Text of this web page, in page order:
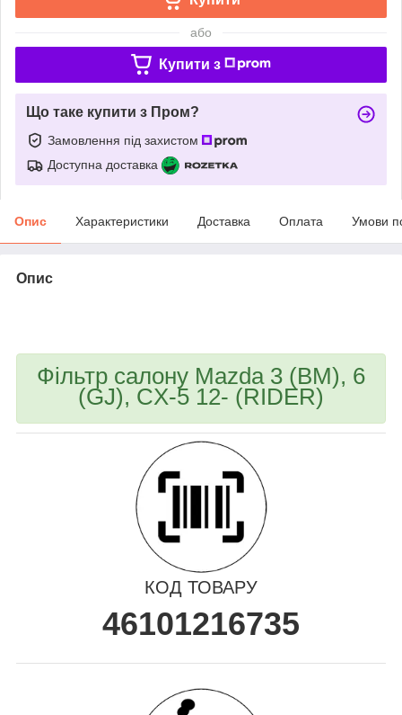
або
Купити з
Що таке купити з Пром?
Замовлення під захистом
Доступна доставка
Опис Характеристики Доставка Оплата Умови
Опис
Фільтр салону Mazda 3 (BM), 6
(GJ), CX-5 12- (RIDER)
КОД ТОВАРУ
46101216735